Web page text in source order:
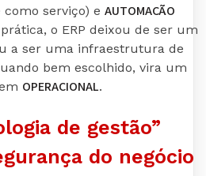
como serviço) e AUTOMAÇÃO
o ERP deixou de ser um
a ser uma infraestrutura de
bem escolhido, vira um
OPERACIONAL.
de gestão”
do negócio